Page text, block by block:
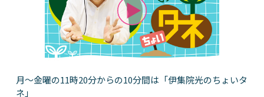
月～金曜の11時20分からの10分間は「伊集院光のちょいタ
ネ」